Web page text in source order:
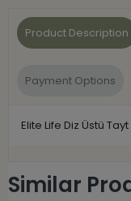
Product Description
Payment Options
Elite Life Diz Üstü
Similar